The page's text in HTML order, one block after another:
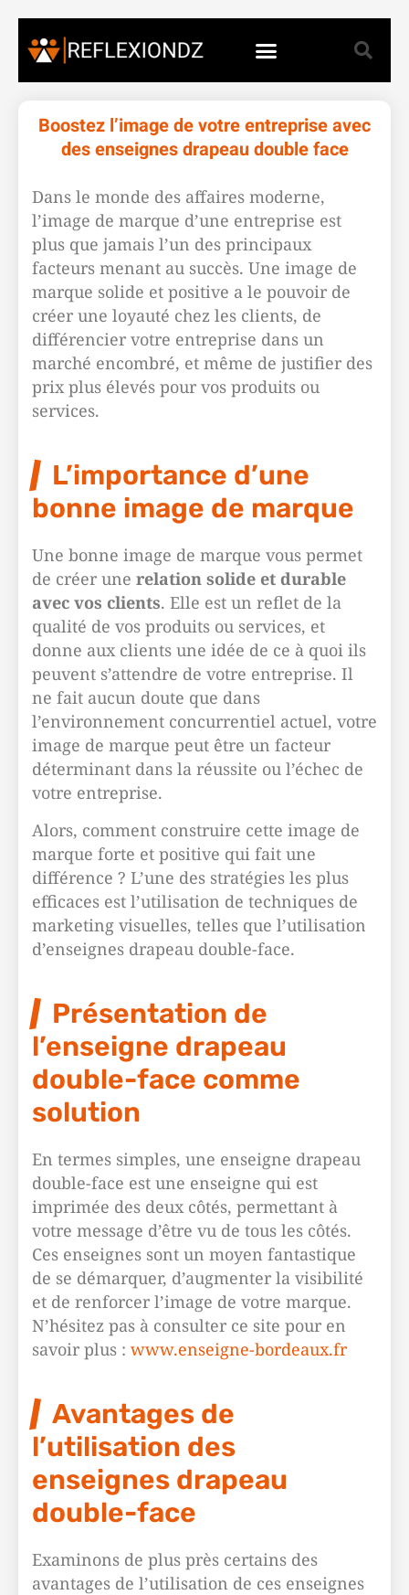
Boostez l’image de votre entreprise avec
des enseignes drapeau double face
Dans le monde des affaires moderne,
l’image de marque d’une entreprise est
plus que jamais l’un des principaux
facteurs menant au succès. Une image de
marque solide et positive a le pouvoir de
créer une loyauté chez les clients, de
différencier votre entreprise dans un
marché encombré, et même de justifier des
prix plus élevés pour vos produits ou
services.
L’importance d’une
bonne image de marque
Une bonne image de marque vous permet
de créer une relation solide et durable
avec vos clients. Elle est un reflet de la
qualité de vos produits ou services, et
donne aux clients une idée de ce à quoi ils
peuvent s’attendre de votre entreprise. Il
ne fait aucun doute que dans
l’environnement concurrentiel actuel, votre
image de marque peut être un facteur
déterminant dans la réussite ou l’échec de
votre entreprise.
Alors, comment construire cette image de
marque forte et positive qui fait une
différence ? L’une des stratégies les plus
efficaces est l’utilisation de techniques de
marketing visuelles, telles que l’utilisation
d’enseignes drapeau double-face.
Présentation de
l’enseigne drapeau
double-face comme
solution
En termes simples, une enseigne drapeau
double-face est une enseigne qui est
imprimée des deux côtés, permettant à
votre message d’être vu de tous les côtés.
Ces enseignes sont un moyen fantastique
de se démarquer, d’augmenter la visibilité
et de renforcer l’image de votre marque.
N’hésitez pas à consulter ce site pour en
savoir plus : www.enseigne-bordeaux.fr
Avantages de
l’utilisation des
enseignes drapeau
double-face
Examinons de plus près certains des
avantages de l’utilisation de ces enseignes